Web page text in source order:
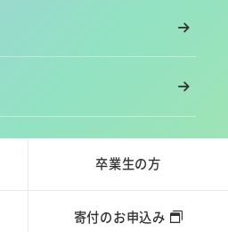
卒業生の方
寄付のお申込み